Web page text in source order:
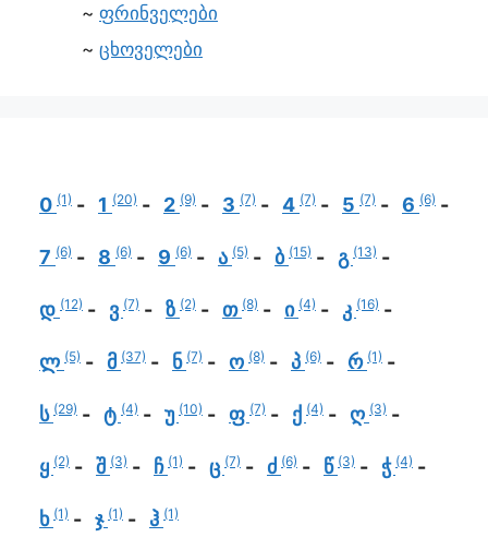
ფრინველები
ცხოველები
0 (1) 1 (20) 2 (9) 3 (7) 4 (7) 5 (7) 6 (6)
7 (6) 8 (6) 9 (6) ა (5) ბ (15) გ (13)
დ (12) ვ (7) ზ (2) თ (8) ი (4) კ (16)
ლ (5) მ (37) ნ (7) ო (8) პ (6) რ (1)
ს (29) ტ (4) უ (10) ფ (7) ქ (4) ღ (3)
ყ (2) შ (3) ჩ (1) ც (7) ძ (6) წ (3) ჭ (4)
ხ (1) ჯ (1) ჰ (1)